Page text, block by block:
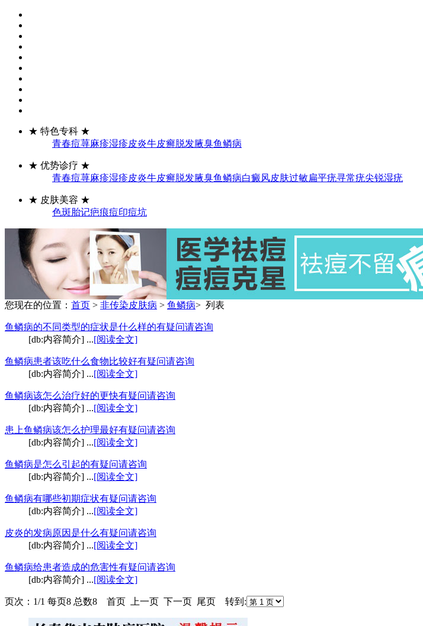
★ 特色专科 ★
青春痘荨麻疹湿疹皮炎牛皮癣脱发腋臭鱼鳞病
★ 优势诊疗 ★
青春痘荨麻疹湿疹皮炎牛皮癣脱发腋臭鱼鳞病白癜风皮肤过敏扁平疣寻常疣尖锐湿疣
★ 皮肤美容 ★
色斑胎记疤痕痘印痘坑
您现在的位置： 首页 > 非传染皮肤病 > 鱼鳞病> 列表
鱼鳞病的不同类型的症状是什么样的有疑问请咨询
[db:内容简介] ...[阅读全文]
鱼鳞病患者该吃什么食物比较好有疑问请咨询
[db:内容简介] ...[阅读全文]
鱼鳞病该怎么治疗好的更快有疑问请咨询
[db:内容简介] ...[阅读全文]
患上鱼鳞病该怎么护理最好有疑问请咨询
[db:内容简介] ...[阅读全文]
鱼鳞病是怎么引起的有疑问请咨询
[db:内容简介] ...[阅读全文]
鱼鳞病有哪些初期症状有疑问请咨询
[db:内容简介] ...[阅读全文]
皮炎的发病原因是什么有疑问请咨询
[db:内容简介] ...[阅读全文]
鱼鳞病给患者造成的危害性有疑问请咨询
[db:内容简介] ...[阅读全文]
页次：1/1 每页8 总数8 首页 上一页 下一页 尾页 转到: